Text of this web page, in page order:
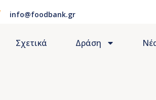
info@foodbank.gr
Σχετικά Δράση